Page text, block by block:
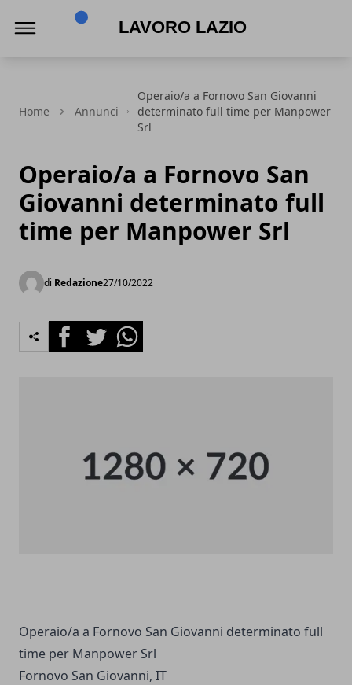
Home Annunci
Operaio/a a Fornovo San Giovanni
determinato full time per Manpower
Srl
Operaio/a a Fornovo San
Giovanni determinato full
time per Manpower Srl
di Redazione27/10/2022
FacebookTwitterWhatsapp
Operaio/a a Fornovo San Giovanni determinato full
time per Manpower Srl
Fornovo San Giovanni, IT